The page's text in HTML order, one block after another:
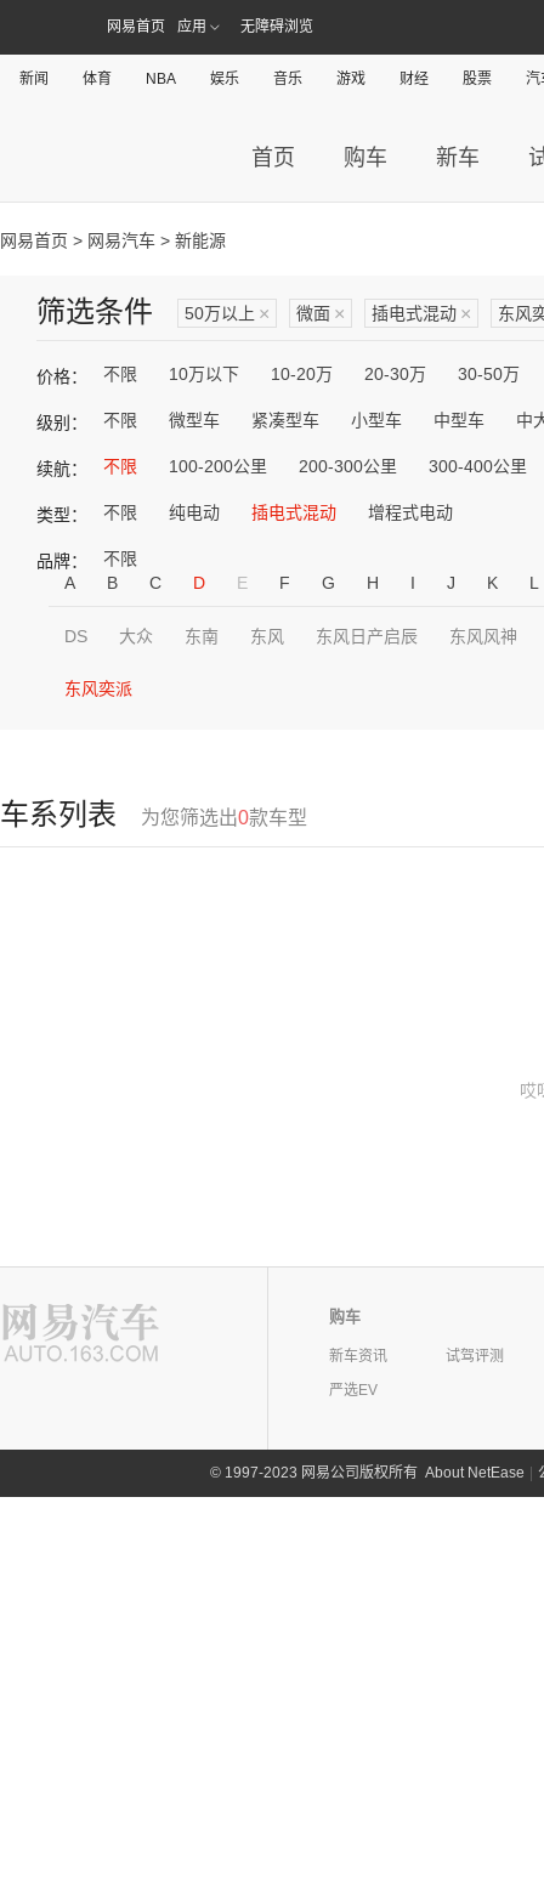
网易首页 应用 无障碍浏览
新闻 体育 NBA 娱乐 音乐 游戏 财经 股票 汽
首页 购车 新车
网易首页 > 网易汽车 > 新能源
筛选条件 50万以上 × 微面 × 插电式混动 × 东风
价格： 不限 10万以下 10-20万 20-30万 30-50万
级别： 不限 微型车 紧凑型车 小型车 中型车 中
续航： 不限 100-200公里 200-300公里 300-400公里
类型： 不限 纯电动 插电式混动 增程式电动
品牌：
不限
A
B C D E F G H I J K L
DS 大众 东南 东风 东风日产启辰 东风风神
东风奕派
车系列表 为您筛选出0款车型
哎
购车
新车资讯
试驾评测
严选EV
©1997-2023 网易公司版权所有 About NetEase